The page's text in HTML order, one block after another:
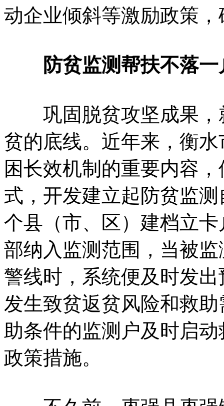
动企业倾斜等激励政策
防贫监测帮扶不落
巩固脱贫攻坚成果，
贫的底线。近年来，衡
困长效机制的重要内容
式，开发建立起防贫监
个县（市、区）建档立
部纳入监测范围，当被
警线时，系统便及时发
发生致贫返贫风险和救
助条件的监测户及时启
政策措施。